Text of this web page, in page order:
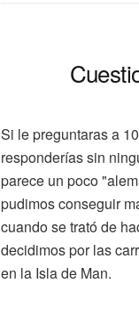
Si le preguntaras a
responderías sin
parece un poco
pudimos conseguir
cuando se trató de
decidimos por las
en la Isla de Man.